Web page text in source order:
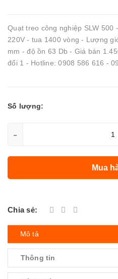
Quạt treo công nghiệp SLW 500
220V - tua 1400 vòng - Lượng
mm - độ ồn 63 Db - Giá bán
đổi 1 - Hotline: 0908 586 616 -
Số lượng:
-
Mua
Chia sẻ:
Mô tả
Thông tin